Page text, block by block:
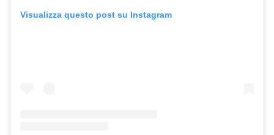
Visualizza questo post su Instagram